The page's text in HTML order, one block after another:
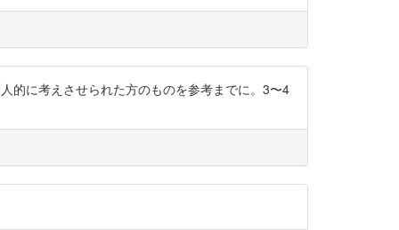
的に考えさせられた方のものを参考までに。3〜4